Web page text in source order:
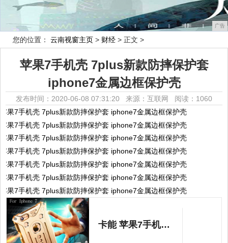
广告
您的位置： 云南视窗主页 > 财经 > 正文 >
苹果7手机壳 7plus新款防摔保护套
iphone7金属边框保护壳
发布时间：2020-06-08 07:31:20 来源：互联网 阅读：1060
卡能 苹果7手机壳 7plus新款防摔保护套 iphone7金属边框保护壳